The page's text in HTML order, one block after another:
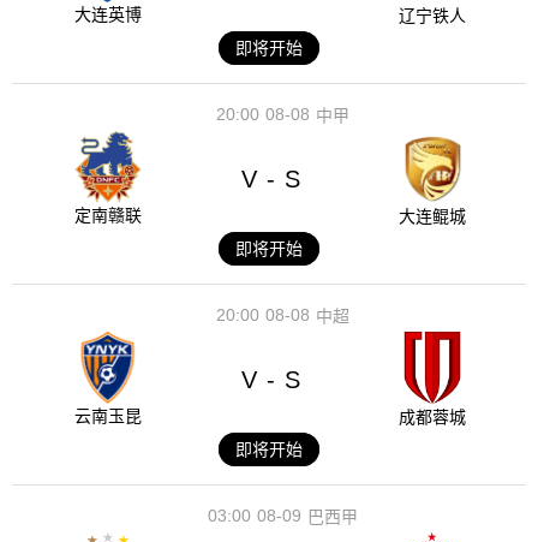
大连英博
辽宁铁人
即将开始
08-08
20:00 中甲
定南赣联
V - S
大连鲲城
即将开始
08-08
20:00 中超
云南玉昆
V - S
成都蓉城
即将开始
08-09
03:00 巴西甲